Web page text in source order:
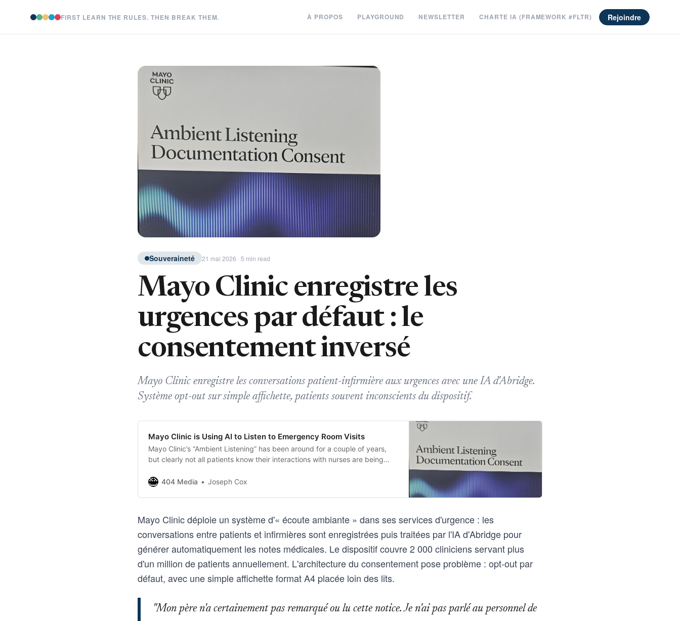
FIRST LEARN THE RULES. THEN BREAK THEM. À PROPOS PLAYGROUND NEWSLETTER CHARTE IA (FRAMEWORK #FLTR) Rejoindre
Souveraineté 21 mai 2026 · 5 min read
Mayo Clinic enregistre les
urgences par défaut : le
consentement inversé
Mayo Clinic enregistre les conversations patient-infirmière aux urgences avec une IA d'Abridge.
Système opt-out sur simple affichette, patients souvent inconscients du dispositif.
Mayo Clinic is Using AI to Listen to Emergency Room Visits
Mayo Clinic’s “Ambient Listening” has been around for a couple of years,
but clearly not all patients know their interactions with nurses are being
404 Media
Joseph Cox
Mayo Clinic déploie un système d'« écoute ambiante » dans ses services d'urgence : les
conversations entre patients et infirmières sont enregistrées puis traitées par l'IA d'Abridge pour
générer automatiquement les notes médicales. Le dispositif couvre 2 000 cliniciens servant plus
d'un million de patients annuellement. L'architecture du consentement pose problème : opt-out par
défaut, avec une simple affichette format A4 placée loin des lits.
"Mon père n'a certainement pas remarqué ou lu cette notice. Je n'ai pas parlé au personnel de